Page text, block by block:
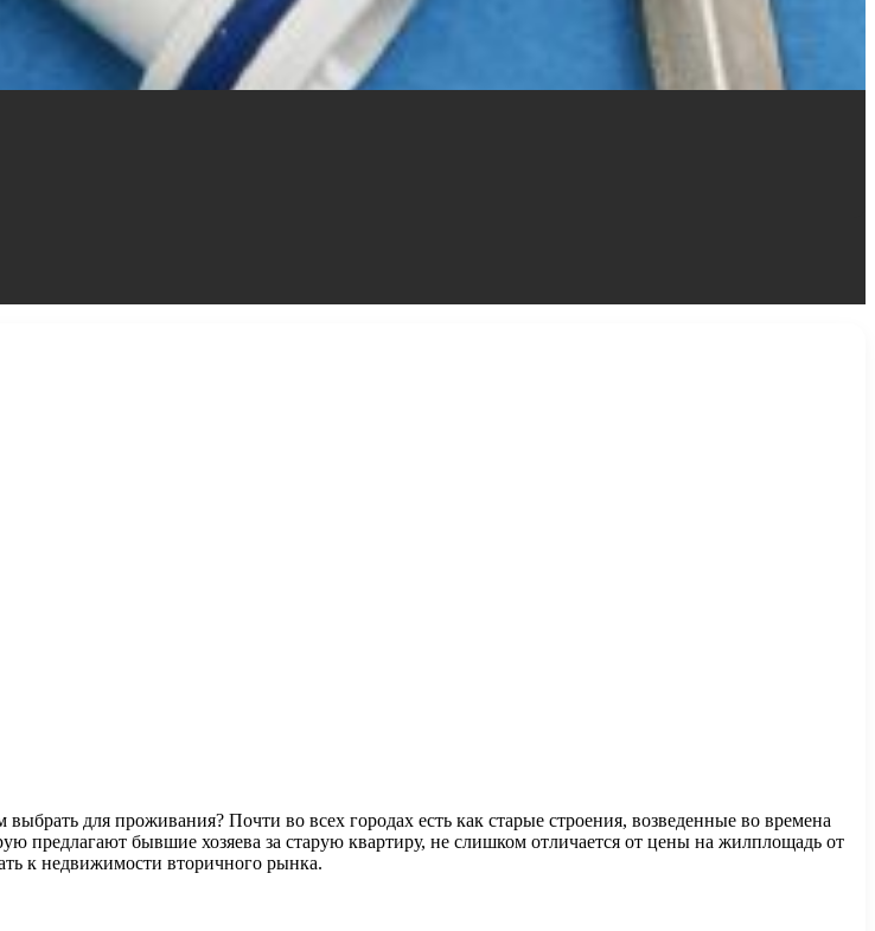
для проживания? Почти во всех городах есть как старые строения, возведенные во времена
предлагают бывшие хозяева за старую квартиру, не слишком отличается от цены на жилплощадь от
к недвижимости вторичного рынка.